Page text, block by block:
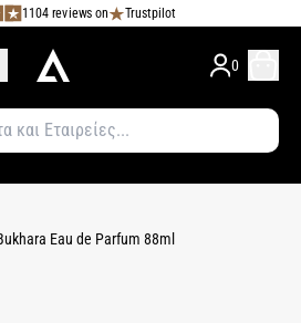
1104 reviews on Trustpilot
0
Eau de Parfum 88ml